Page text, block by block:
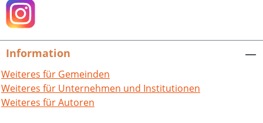
Brandkatastrophe? Darüber hinaus
erläutert der Autor Gerhard W. Pees auf
eindrucksvolle Weise den schwierigen
Wiederaufbau des Gebäudes und das
Information
Weiteres für Gemeinden
Weiteres für Unternehmen und Institutionen
Weiteres für Autoren